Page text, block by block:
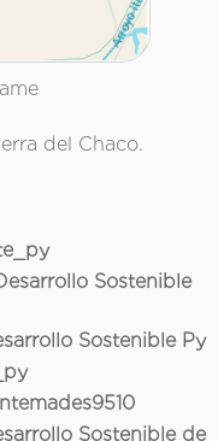
del Chaco.
Sostenible
Sostenible Py
Sostenible de